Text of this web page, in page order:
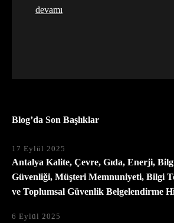
devamı
Blog’da Son Başlıklar
17 Eylül 2025
Antalya Kalite, Çevre, Gıda, Enerji,
Güvenliği, Müşteri Memnuniyeti, Bilgi
ve Toplumsal Güvenlik Belgelendirme
6 Eylül 2025